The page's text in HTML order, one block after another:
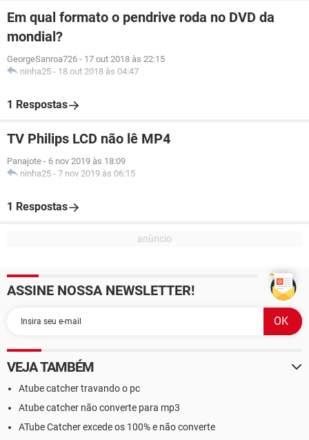
Em qual formato o pendrive roda no DVD da
mondial?
GeorgeSanroa726 - 17 out 2018 às 22:15
ninha25 - 18 out 2018 às 04:47
1 Respostas
TV Philips LCD não lê MP4
Panajote - 6 nov 2019 às 18:09
ninha25 - 7 nov 2019 às 06:15
1 Respostas
ASSINE NOSSA NEWSLETTER!
VEJA TAMBÉM
Atube catcher travando o pc
Atube catcher não converte para mp3
ATube Catcher excede os 100% e não converte